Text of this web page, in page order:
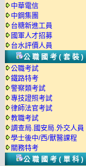
中華電信
中鋼集團
台糖新進工員
國軍人才招募
台水評價人員
公職國考(套裝)
公職考試
鐵路特考
警察類考試
專技證照考試
律師法官考試
教職考試
調查局.國安局.外交人員
學士後中/西/獸醫課程
關務特考
公職國考(單科)